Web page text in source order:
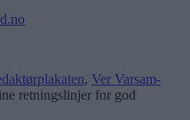
, Ver Varsam-
retningslinjer for god